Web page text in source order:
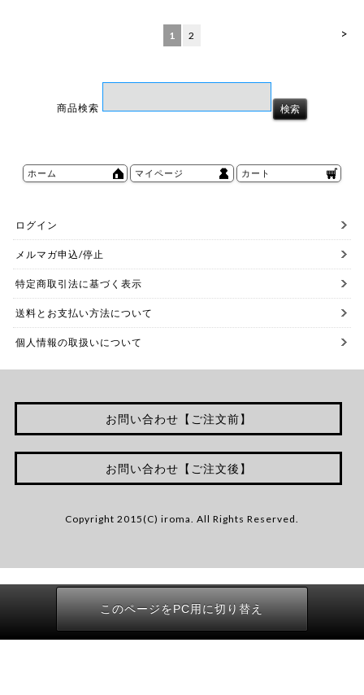
>
1 2
商品検索
ホーム マイページ カート
ログイン
メルマガ申込/停止
特定商取引法に基づく表示
送料とお支払い方法について
個人情報の取扱いについて
お問い合わせ【ご注文前】
お問い合わせ【ご注文後】
Copyright 2015(C) iroma. All Rights Reserved.
このページをPC用に切り替え